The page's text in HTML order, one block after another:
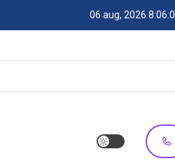
06 aug, 2026